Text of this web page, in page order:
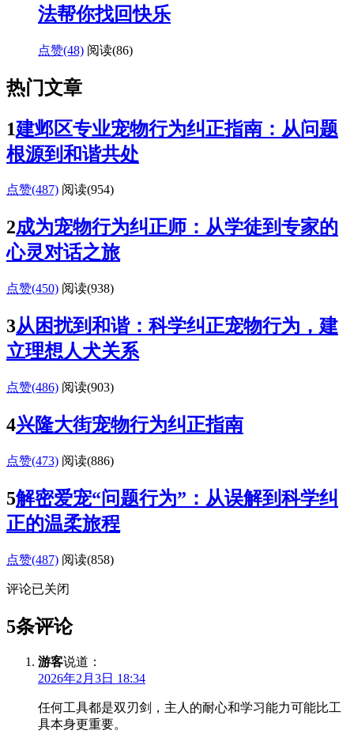
法帮你找回快乐
点赞(48) 阅读(86)
热门文章
1建邺区专业宠物行为纠正指南：从问题
根源到和谐共处
点赞(487) 阅读(954)
2成为宠物行为纠正师：从学徒到专家的
心灵对话之旅
点赞(450) 阅读(938)
3从困扰到和谐：科学纠正宠物行为，建
立理想人犬关系
点赞(486) 阅读(903)
4兴隆大街宠物行为纠正指南
点赞(473) 阅读(886)
5解密爱宠“问题行为”：从误解到科学纠
正的温柔旅程
点赞(487) 阅读(858)
评论已关闭
5条评论
游客说道：
2026年2月3日 18:34
任何工具都是双刃剑，主人的耐心和学习能力可能比工
具本身更重要。